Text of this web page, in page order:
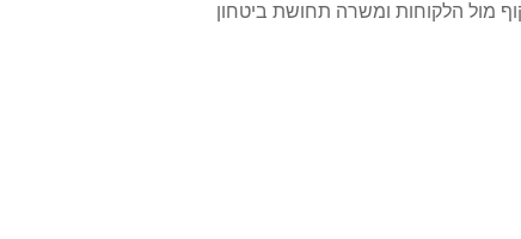
מול הלקוחות ומשרה תחושת ביטחון